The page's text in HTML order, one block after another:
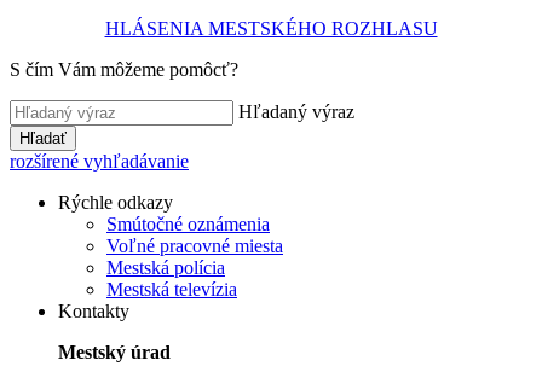
HLÁSENIA MESTSKÉHO ROZHLASU
S čím Vám môžeme pomôcť?
Hľadaný výraz
Hľadať
rozšírené vyhľadávanie
Rýchle odkazy
Smútočné oznámenia
Voľné pracovné miesta
Mestská polícia
Mestská televízia
Kontakty
Mestský úrad